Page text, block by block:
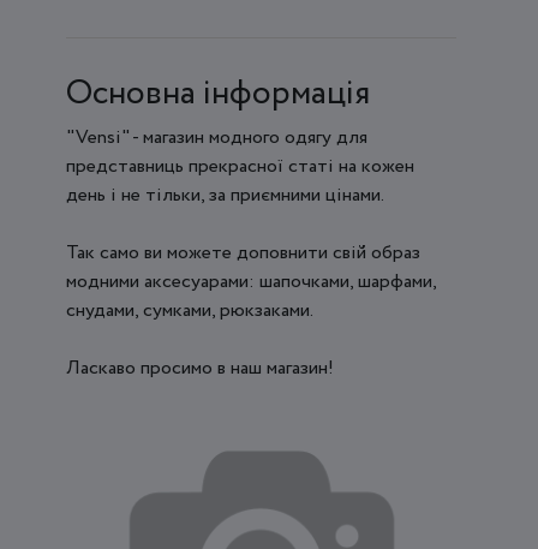
Основна інформація
"Vensi" - магазин модного одягу для
представниць прекрасної статі на кожен
день і не тільки, за приємними цінами.
Так само ви можете доповнити свій образ
модними аксесуарами: шапочками, шарфами,
снудами, сумками, рюкзаками.
Ласкаво просимо в наш магазин!